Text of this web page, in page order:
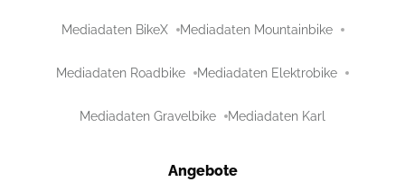
Mediadaten BikeX Mediadaten Mountainbike
Mediadaten Roadbike Mediadaten Elektrobike
Mediadaten Gravelbike Mediadaten Karl
Angebote